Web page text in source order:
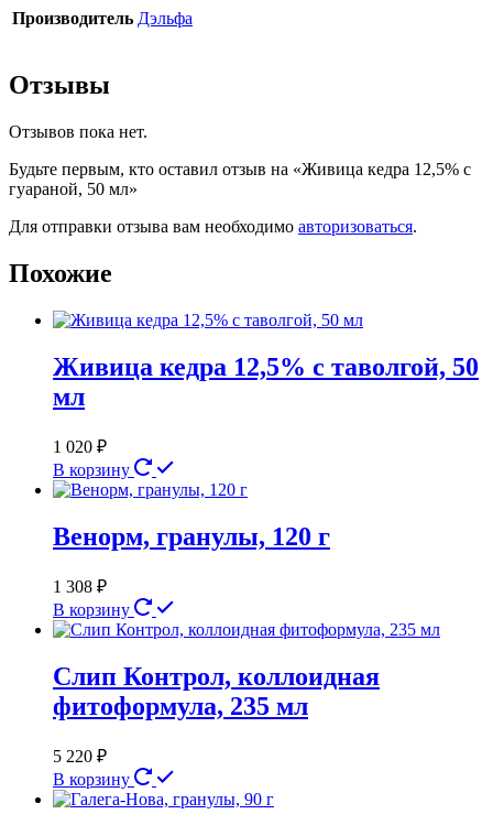
Производитель Дэльфа
Отзывы
Отзывов пока нет.
Будьте первым, кто оставил отзыв на «Живица кедра 12,5% с
гуараной, 50 мл»
Для отправки отзыва вам необходимо авторизоваться.
Похожие
Живица кедра 12,5% с таволгой, 50
мл
1 020 ₽
В корзину
Венорм, гранулы, 120 г
1 308 ₽
В корзину
Слип Контрол, коллоидная
фитоформула, 235 мл
5 220 ₽
В корзину